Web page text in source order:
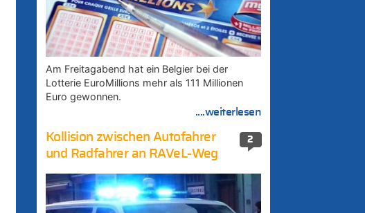
Am Freitagabend hat ein Belgier bei der
Lotterie EuroMillions mehr als 111 Millionen
Euro gewonnen.
....weiterlesen
2
Kollision zwischen Autofahrer
und Radfahrer an RAVeL-Weg